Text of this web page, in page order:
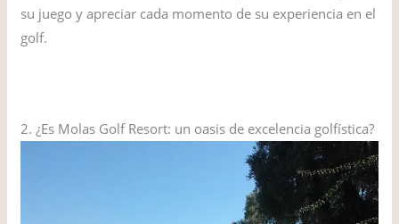
su juego y apreciar cada momento de su experiencia en el
golf.
2. ¿Es Molas Golf Resort: un oasis de excelencia golfística?